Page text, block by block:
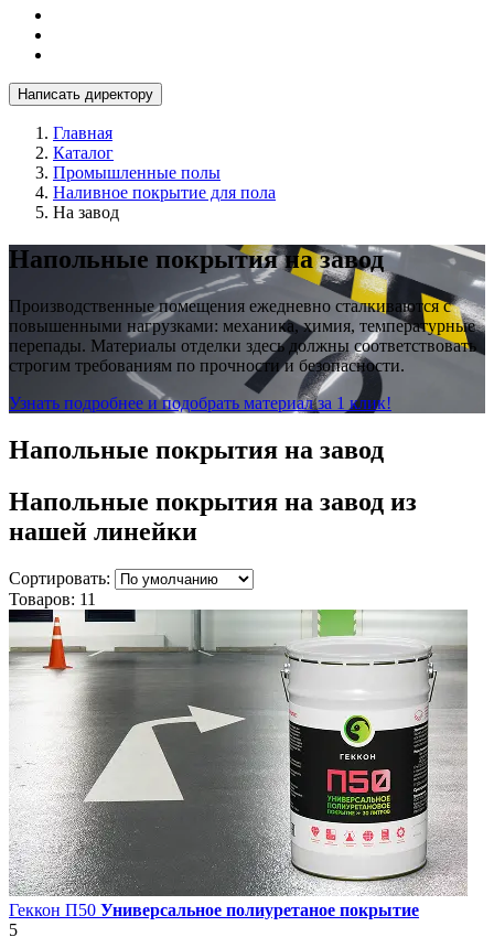
Написать директору
Главная
Каталог
Промышленные полы
Наливное покрытие для пола
На завод
Напольные покрытия на завод
Производственные помещения ежедневно сталкиваются с
повышенными нагрузками: механика, химия, температурные
перепады. Материалы отделки здесь должны соответствовать
строгим требованиям по прочности и безопасности.
Узнать подробнее и подобрать материал за 1 клик!
Напольные покрытия на завод
Напольные покрытия на завод из
нашей линейки
Сортировать:
Товаров: 11
Геккон П50 Универсальное полиуретаное покрытие
5